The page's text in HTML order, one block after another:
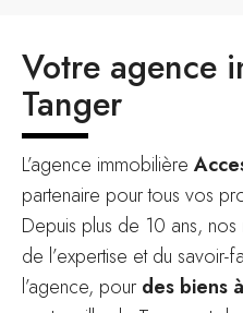
Votre agence
Tanger
L’agence immobilière
partenaire pour tous vos
Depuis plus de 10 ans,
de l’expertise et du
l’agence, pour des biens